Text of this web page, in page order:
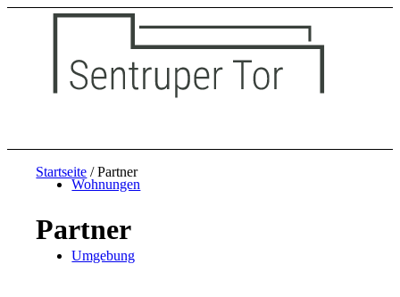
Wohnungen
Umgebung
Startseite /Partner
Partner